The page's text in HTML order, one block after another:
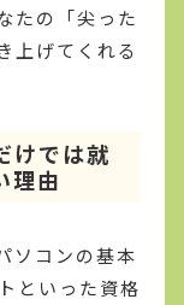
たの「尖った
上げてくれる
けでは就
理由
ソコンの基本
といった資格